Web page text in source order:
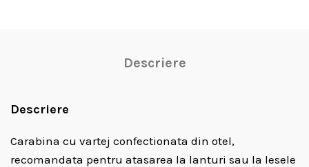
Descriere
Descriere
Carabina cu vartej confectionata din otel,
recomandata pentru atasarea la lanturi sau la lesele